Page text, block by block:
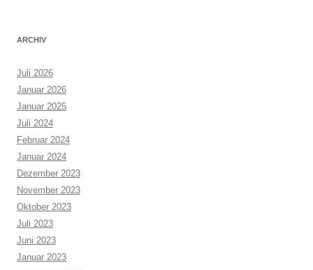
ARCHIV
Juli 2026
Januar 2026
Januar 2025
Juli 2024
Februar 2024
Januar 2024
Dezember 2023
November 2023
Oktober 2023
Juli 2023
Juni 2023
Januar 2023